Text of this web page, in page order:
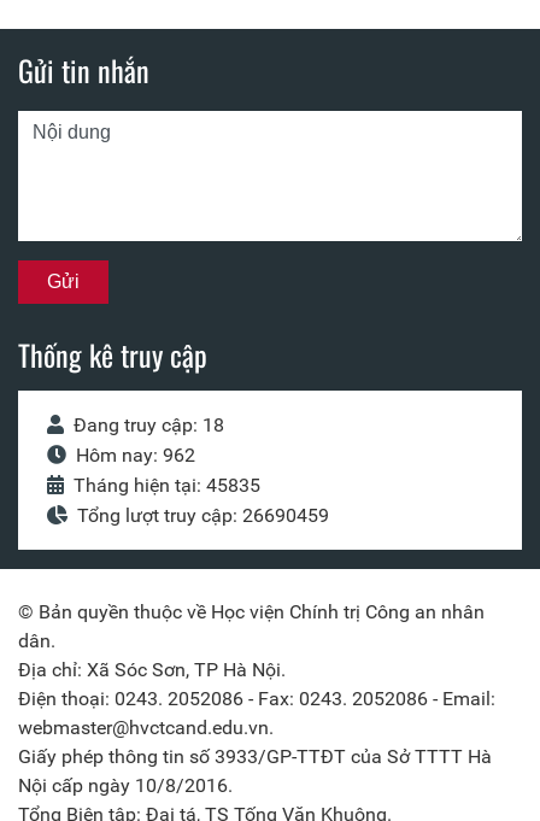
Gửi tin nhắn
Thống kê truy cập
Đang truy cập: 18
Hôm nay: 962
Tháng hiện tại: 45835
Tổng lượt truy cập: 26690459
© Bản quyền thuộc về Học viện Chính trị Công an nhân
dân.
Địa chỉ: Xã Sóc Sơn, TP Hà Nội.
Điện thoại: 0243. 2052086 - Fax: 0243. 2052086 - Email:
webmaster@hvctcand.edu.vn.
Giấy phép thông tin số 3933/GP-TTĐT của Sở TTTT Hà
Nội cấp ngày 10/8/2016.
Tổng Biên tập: Đại tá, TS Tống Văn Khuông.